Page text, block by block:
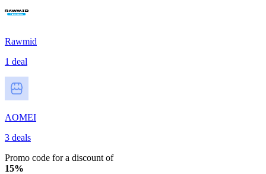
Rawmid
1 deal
AOMEI
3 deals
Promo code for a discount of
15%